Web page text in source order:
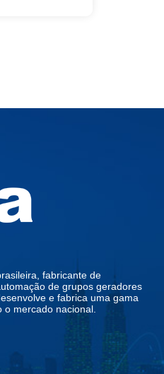
fabricante de
de grupos geradores
e fabrica uma gama
o mercado nacional.